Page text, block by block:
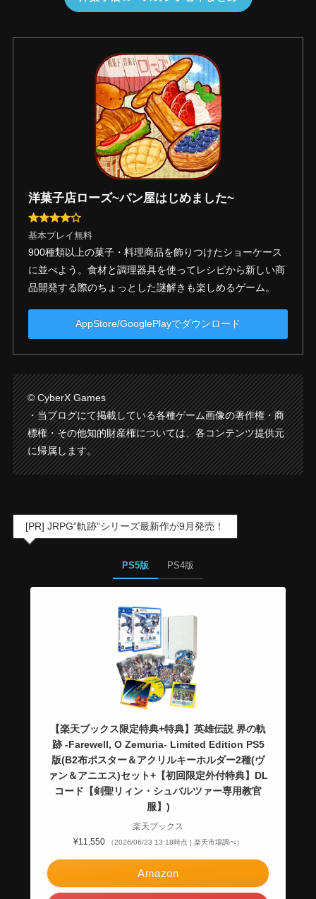
洋菓子店ローズ~パン屋はじめました~
基本プレイ無料
900種類以上の菓子・料理商品を飾りつけたショーケース
に並べよう。食材と調理器具を使ってレシピから新しい商
品開発する際のちょっとした謎解きも楽しめるゲーム。
AppStore/GooglePlayでダウンロード
© CyberX Games
・当ブログにて掲載している各種ゲーム画像の著作権・商
標権・その他知的財産権については、各コンテンツ提供元
に帰属します。
[PR] JRPG”軌跡”シリーズ最新作が9月発売！
PS5版 PS4版
【楽天ブックス限定特典+特典】英雄伝説 界の軌
跡 -Farewell, O Zemuria- Limited Edition PS5
版(B2布ポスター＆アクリルキーホルダー2種(ヴ
ァン＆アニエス)セット+【初回限定外付特典】DL
コード【剣聖リィン・シュバルツァー専用教官
服】)
楽天ブックス
¥11,550
（2026/06/23 13:18時点 | 楽天市場調べ）
Amazon